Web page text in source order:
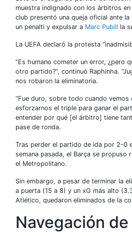
muestra indignado con los árbitros en
club presentó una queja oficial ante la
un penalti y expulsar a Marc Pubill la
La UEFA declaró la protesta
“Es humano cometer un error, ¿pero
otro partido?”, continuó Raphinha.
nos robaron la eliminatoria.
“Fue duro, sobre todo cuando vemos
esforzarnos el triple para ganar el
entender por qué [el árbitro] tiene
pase de ronda.
Tras perder el partido de ida por 2-0
semana pasada, el Barça se propuso
el Metropolitano.
Sin embargo, a pesar de terminar la
a puerta (15 a 8) y un xG más alto
Atlético, quedaron eliminados de la
Navegación